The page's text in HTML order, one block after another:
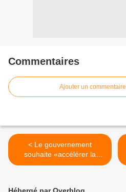
Commentaires
Ajouter un commentaire
< Le gouvernement
souhaite «accélérer la
mutation qualitative de